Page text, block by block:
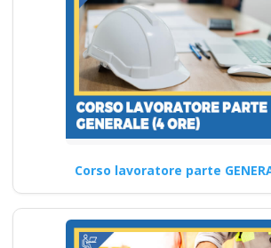
Ente di
top per corsi
sicurezza sul
accordo stato
regioni 2025
formatori
Corso lavoratore parte